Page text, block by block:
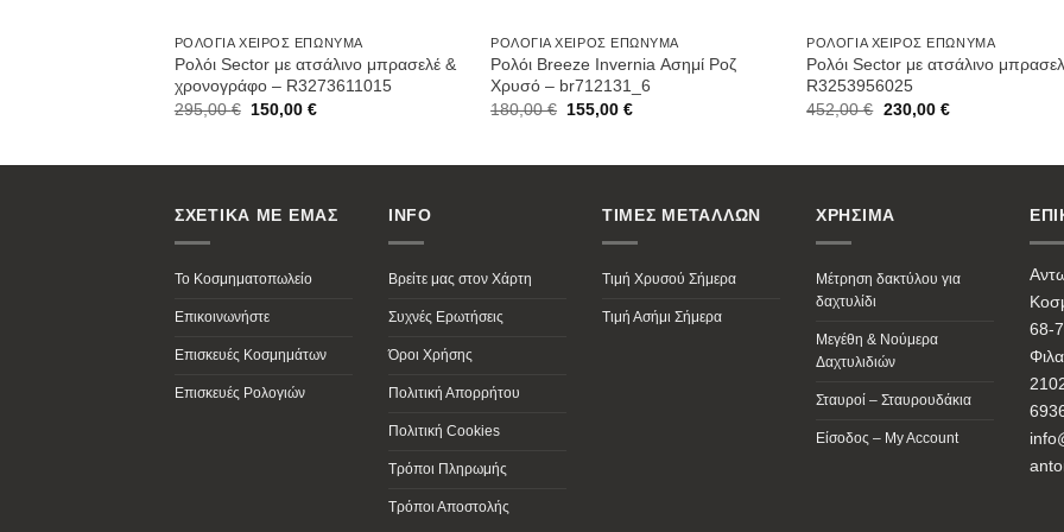
ΡΟΛΌΓΙΑ ΧΕΙΡΌΣ ΕΠΏΝΥΜΑ
Ρολόι Sector με ατσάλινο μπρασελέ &
χρονογράφο – R3273611015
295,00€ Original
150,00€Current
ΡΟΛΌΓΙΑ ΧΕΙΡΌΣ ΕΠΏΝΥΜΑ
Ρολόι Breeze Invernia Ασημί Ροζ
Χρυσό – br712131_6
180,00€ Original
155,00€Current
ΡΟΛΌΓΙΑ ΧΕΙΡΌΣ ΕΠΏΝΥΜΑ
Ρολόι Sector με ατσάλινο
R3253956025
452,00€ Original
230,00 €Current
ΣΧΕΤΙΚΑ ΜΕ ΕΜΑΣ
Το Κοσμηματοπωλείο
Επικοινωνήστε
Επισκευές Κοσμημάτων
Επισκευές Ρολογιών
INFO
Βρείτε μας στον Χάρτη
Συχνές Ερωτήσεις
Όροι Χρήσης
Πολιτική Απορρήτου
Πολιτική Cookies
Τρόποι Πληρωμής
Τρόποι Αποστολής
ΤΙΜΕΣ ΜΕΤΑΛΛΩΝ
Τιμή Χρυσού Σήμερα
Τιμή Ασήμι Σήμερα
ΧΡΗΣΙΜΑ
Μέτρηση δακτύλου για
δαχτυλίδι
Μεγέθη & Νούμερα
Δαχτυλιδιών
Σταυροί – Σταυρουδάκια
Είσοδος – My Account
68-